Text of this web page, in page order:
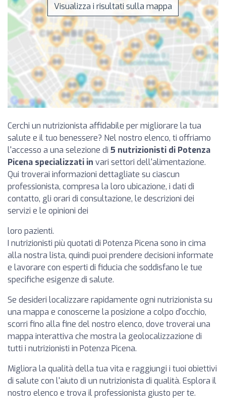
Visualizza i risultati sulla mappa
Cerchi un nutrizionista affidabile per migliorare la tua
salute e il tuo benessere? Nel nostro elenco, ti offriamo
l'accesso a una selezione di 5 nutrizionisti di Potenza
Picena specializzati in vari settori dell'alimentazione.
Qui troverai informazioni dettagliate su ciascun
professionista, compresa la loro ubicazione, i dati di
contatto, gli orari di consultazione, le descrizioni dei
servizi e le opinioni dei
loro pazienti.
I nutrizionisti più quotati di Potenza Picena sono in cima
alla nostra lista, quindi puoi prendere decisioni informate
e lavorare con esperti di fiducia che soddisfano le tue
specifiche esigenze di salute.
Se desideri localizzare rapidamente ogni nutrizionista su
una mappa e conoscerne la posizione a colpo d'occhio,
scorri fino alla fine del nostro elenco, dove troverai una
mappa interattiva che mostra la geolocalizzazione di
tutti i nutrizionisti in Potenza Picena.
Migliora la qualità della tua vita e raggiungi i tuoi obiettivi
di salute con l'aiuto di un nutrizionista di qualità. Esplora il
nostro elenco e trova il professionista giusto per te.